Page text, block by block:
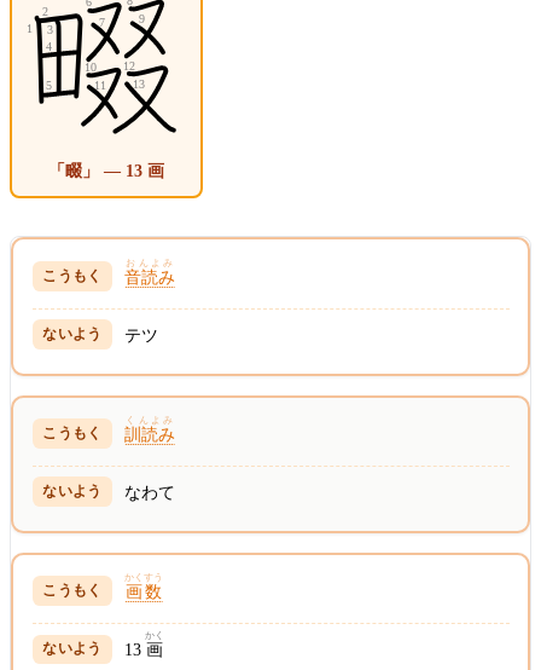
「畷」 — 13 画
音読み
おんよみ
テツ
訓読み
くんよみ
なわて
画数
かくすう
13 画
かく